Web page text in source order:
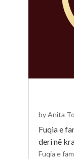
Fuqia e
deri në
byAnita
Fuqia e